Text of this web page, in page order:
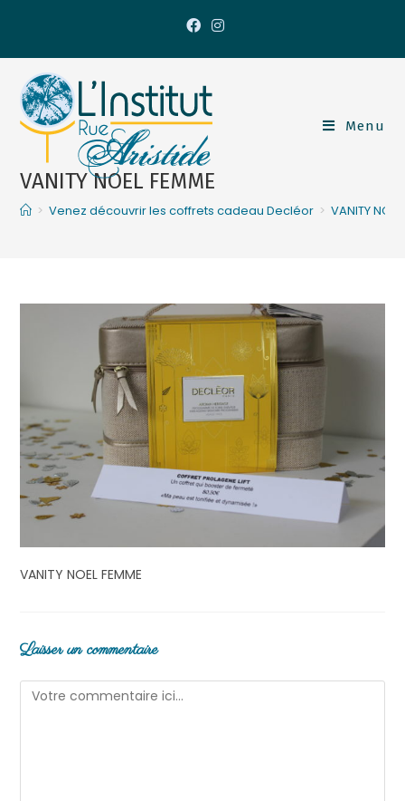
Menu
VANITY NOEL FEMME
> Venez découvrir les coffrets cadeau Decléor > VANITY
VANITY NOEL FEMME
Laisser un commentaire